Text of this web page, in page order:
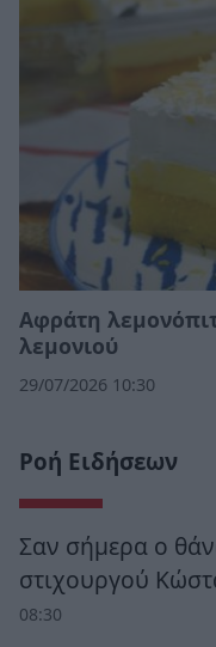
Αφράτη
λεμονιού
29/07/2026 10:30
Ροή Ειδήσεων
Σαν σήμερα ο
στιχουργού
08:30